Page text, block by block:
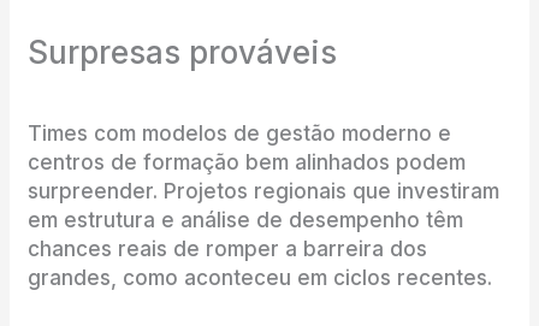
Surpresas prováveis
Times com modelos de gestão moderno e
centros de formação bem alinhados podem
surpreender. Projetos regionais que investiram
em estrutura e análise de desempenho têm
chances reais de romper a barreira dos
grandes, como aconteceu em ciclos recentes.